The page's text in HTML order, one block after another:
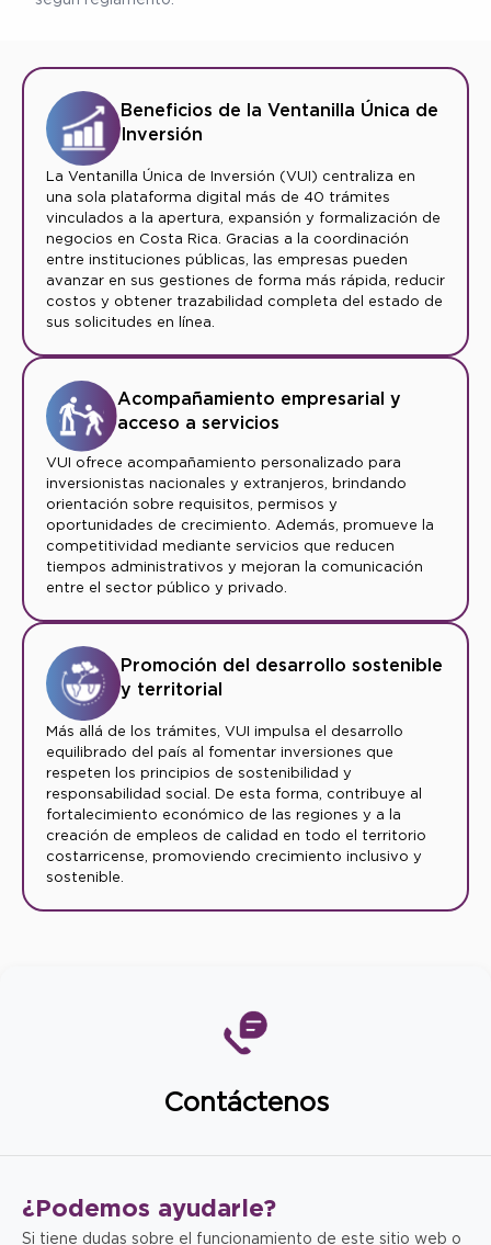
Beneficios de la Ventanilla Única de
Inversión
La Ventanilla Única de Inversión (VUI) centraliza en
una sola plataforma digital más de 40 trámites
vinculados a la apertura, expansión y formalización de
negocios en Costa Rica. Gracias a la coordinación
entre instituciones públicas, las empresas pueden
avanzar en sus gestiones de forma más rápida, reducir
costos y obtener trazabilidad completa del estado de
sus solicitudes en línea.
Acompañamiento empresarial y
acceso a servicios
VUI ofrece acompañamiento personalizado para
inversionistas nacionales y extranjeros, brindando
orientación sobre requisitos, permisos y
oportunidades de crecimiento. Además, promueve la
competitividad mediante servicios que reducen
tiempos administrativos y mejoran la comunicación
entre el sector público y privado.
Promoción del desarrollo sostenible
y territorial
Más allá de los trámites, VUI impulsa el desarrollo
equilibrado del país al fomentar inversiones que
respeten los principios de sostenibilidad y
responsabilidad social. De esta forma, contribuye al
fortalecimiento económico de las regiones y a la
creación de empleos de calidad en todo el territorio
costarricense, promoviendo crecimiento inclusivo y
sostenible.
Contáctenos
¿Podemos ayudarle?
Si tiene dudas sobre el funcionamiento de este sitio web o